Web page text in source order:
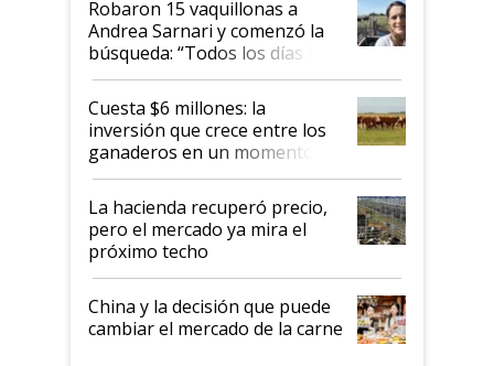
Robaron 15 vaquillonas a
Andrea Sarnari y comenzó la
búsqueda: “Todos los días le
toca a algún productor”
Cuesta $6 millones: la
inversión que crece entre los
ganaderos en un momento
histórico para la actividad
La hacienda recuperó precio,
pero el mercado ya mira el
próximo techo
China y la decisión que puede
cambiar el mercado de la carne